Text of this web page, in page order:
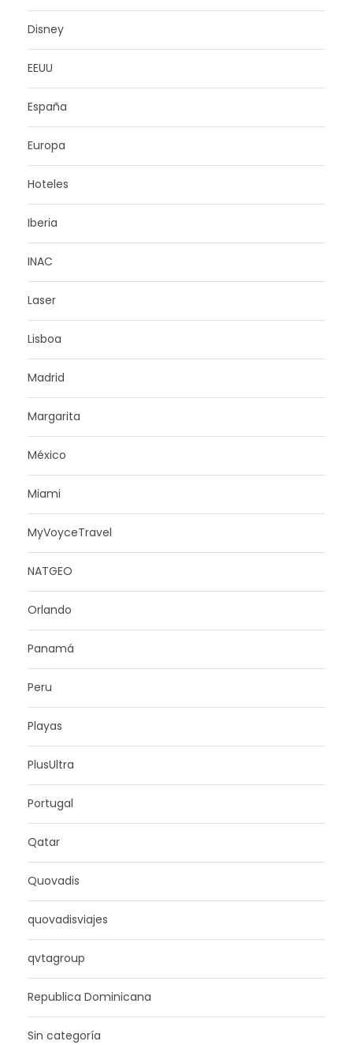
Disney
EEUU
España
Europa
Hoteles
Iberia
INAC
Laser
Lisboa
Madrid
Margarita
México
Miami
MyVoyceTravel
NATGEO
Orlando
Panamá
Peru
Playas
PlusUltra
Portugal
Qatar
Quovadis
quovadisviajes
qvtagroup
Republica Dominicana
Sin categoría